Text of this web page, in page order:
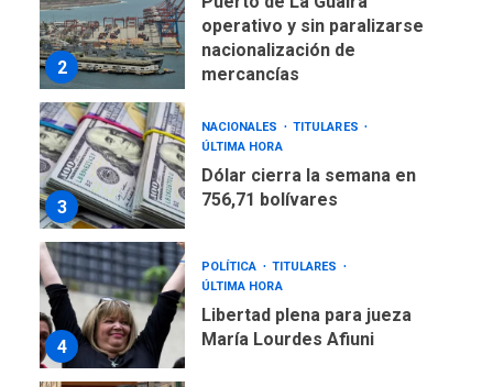
2
operativo y sin paralizarse
nacionalización de
mercancías
3
NACIONALES
TITULARES
ÚLTIMA HORA
Dólar cierra la semana en
756,71 bolívares
4
POLÍTICA
TITULARES
ÚLTIMA HORA
Libertad plena para jueza
María Lourdes Afiuni